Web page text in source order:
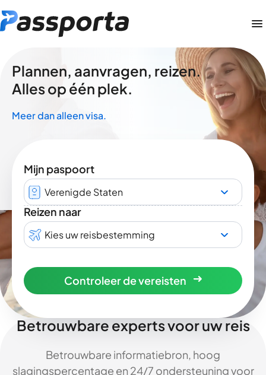
Plannen, aanvragen, reizen.
Alles op één plek.
Meer dan alleen visa.
Mijn paspoort
Verenigde Staten
Reizen naar
Kies uw reisbestemming
Controleer de vereisten
Betrouwbare experts voor uw reis
Betrouwbare informatiebron, hoog
slagingspercentage en 24/7 ondersteuning voor